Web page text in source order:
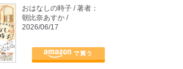
おはなしの時子 / 著者：
朝比奈あすか /
2026/06/17